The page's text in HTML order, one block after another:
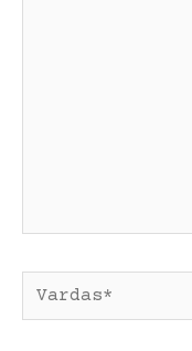
Pavadinimas*